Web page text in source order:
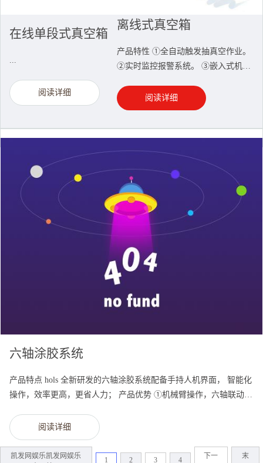
在线单段式真空箱
...
阅读详细
离线式真空箱
产品特性 ①全自动触发抽真空作业。
②实时监控报警系统。 ③嵌入式机器
阅读详细
六轴涂胶系统
产品特点 hols 全新研发的六轴涂胶系统配备手持人机界面， 智能化
操作，效率更高，更省人力； 产品优势 ①机械臂操作，六轴联动，
阅读详细
凯发网娱乐凯发网娱乐
1 2 3 4
下一
末